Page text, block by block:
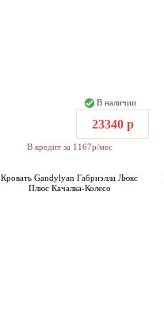
В наличии
23340 р
В кредит за 1167р/мес
Кровать Gandylyan Габриэлла Люкс
Плюс Качалка-Колесо